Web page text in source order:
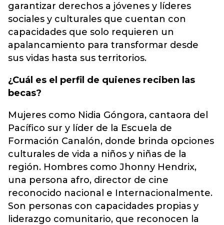
garantizar derechos a jóvenes y líderes
sociales y culturales que cuentan con
capacidades que solo requieren un
apalancamiento para transformar desde
sus vidas hasta sus territorios.
¿Cuál es el perfil de quienes reciben las
becas?
Mujeres como Nidia Góngora, cantaora del
Pacífico sur y líder de la Escuela de
Formación Canalón, donde brinda opciones
culturales de vida a niños y niñas de la
región. Hombres como Jhonny Hendrix,
una persona afro, director de cine
reconocido nacional e Internacionalmente.
Son personas con capacidades propias y
liderazgo comunitario, que reconocen la